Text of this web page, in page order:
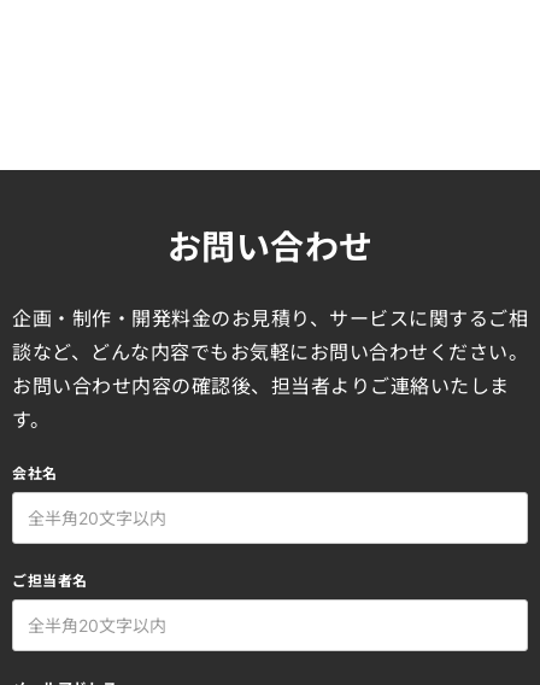
お問い合わせ
企画・制作・開発料金のお見積り、サービスに関するご相
談など、どんな内容でもお気軽にお問い合わせください。
お問い合わせ内容の確認後、担当者よりご連絡いたしま
す。
会社名
ご担当者名